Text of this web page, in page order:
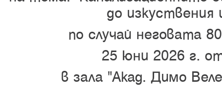
до изкуствения
по случай неговата
25 юни 2026 г.
в зала "Акад. Димо